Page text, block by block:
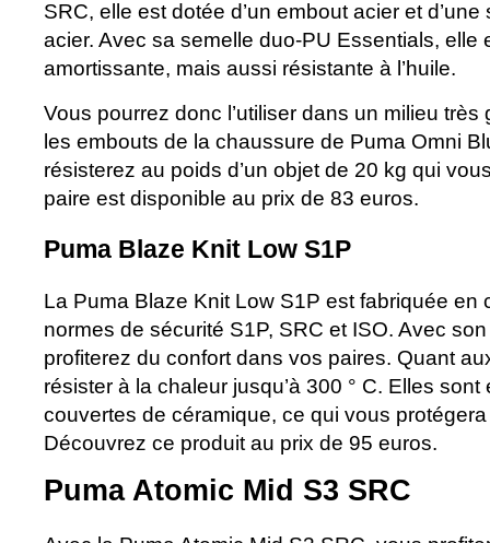
SRC, elle est dotée d’un embout acier et
acier. Avec sa semelle duo-PU Essentials, elle
amortissante, mais aussi résistante à l’huile.
Vous pourrez donc l’utiliser dans un milieu
les embouts de la chaussure de Puma Omni
résisterez au poids d’un objet de 20 kg qui
paire est disponible au prix de 83 euros.
Puma Blaze Knit Low S1P
La Puma Blaze Knit Low S1P est fabriquée en
normes de sécurité S1P, SRC et ISO. Avec
profiterez du confort dans vos paires. Quant
résister à la chaleur jusqu’à 300 ° C. Elles
couvertes de céramique, ce qui vous
Découvrez ce produit au prix de 95 euros.
Puma Atomic Mid S3 SRC